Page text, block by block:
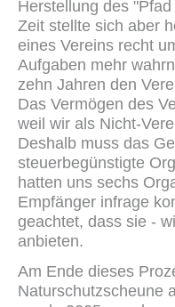
Herstellung des
Zeit stellte sich aber
eines Vereins recht
Aufgaben mehr
zehn Jahren den
Das Vermögen des
weil wir als Nicht-
Deshalb muss das
steuerbegünstigte
hatten uns sechs
Empfänger infrage
geachtet, dass sie -
anbieten.
Am Ende dieses
Naturschutzscheune